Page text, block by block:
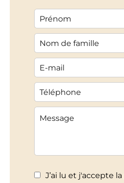
J’ai lu et j'accepte la